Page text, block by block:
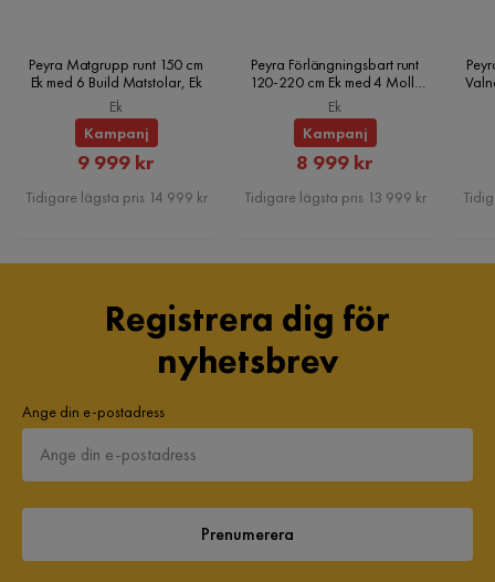
Peyra Matgrupp runt 150 cm
Ek med 6 Build Matstolar, Ek
Ek
Kampanj
Rabatterat
Pris
9 999 kr
Tidigare lägsta pris 14 999 kr
Peyra Förlängningsbart runt
120-220 cm Ek med 4 Molly
Matstolar, Ek
Ek
Kampanj
Rabatterat
Pris
8 999 kr
Tidigare lägsta pris 13 999 kr
Registrera dig för
nyhetsbrev
Ange din e-postadress
Prenumerera